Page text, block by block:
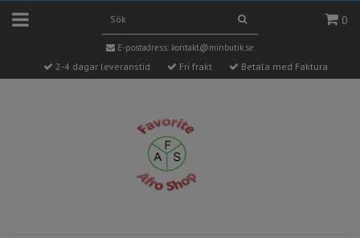
0
E-postadress: kontakt@minbutik.se
2-4 dagar leveranstid Fri frakt Betala med Faktura